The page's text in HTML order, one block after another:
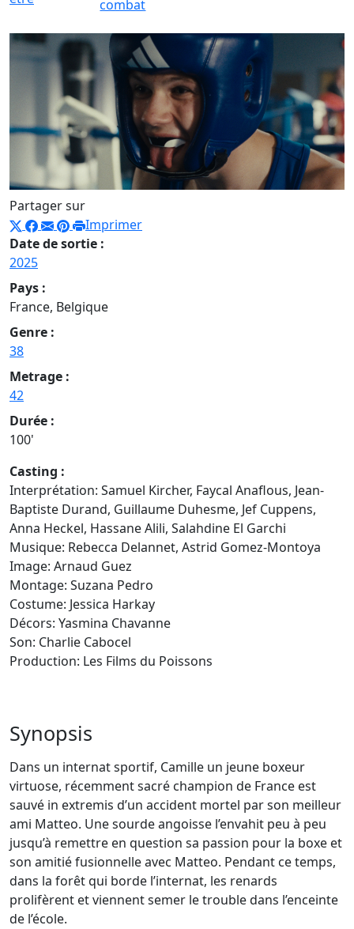
combat
Partager sur
Imprimer
Date de sortie :
2025
Pays :
France, Belgique
Genre :
38
Metrage :
42
Durée :
100'
Casting :
Interprétation: Samuel Kircher, Faycal Anaflous, Jean-
Baptiste Durand, Guillaume Duhesme, Jef Cuppens,
Anna Heckel, Hassane Alili, Salahdine El Garchi
Musique: Rebecca Delannet, Astrid Gomez-Montoya
Image: Arnaud Guez
Montage: Suzana Pedro
Costume: Jessica Harkay
Décors: Yasmina Chavanne
Son: Charlie Cabocel
Production: Les Films du Poissons
Synopsis
Dans un internat sportif, Camille un jeune boxeur
virtuose, récemment sacré champion de France est
sauvé in extremis d’un accident mortel par son meilleur
ami Matteo. Une sourde angoisse l’envahit peu à peu
jusqu’à remettre en question sa passion pour la boxe et
son amitié fusionnelle avec Matteo. Pendant ce temps,
dans la forêt qui borde l’internat, les renards
prolifèrent et viennent semer le trouble dans l’enceinte
de l’école.